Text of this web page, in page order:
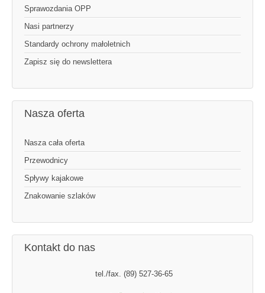
Sprawozdania OPP
Nasi partnerzy
Standardy ochrony małoletnich
Zapisz się do newslettera
Nasza oferta
Nasza cała oferta
Przewodnicy
Spływy kajakowe
Znakowanie szlaków
Kontakt do nas
tel./fax. (89) 527-36-65